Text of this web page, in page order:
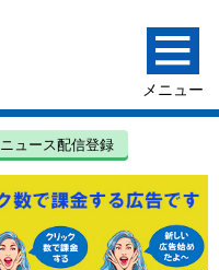
ニュース配信登録